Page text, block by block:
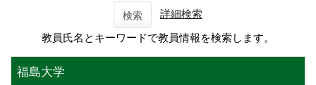
検索
詳細検索
教員氏名とキーワードで教員情報を検索します。
福島大学